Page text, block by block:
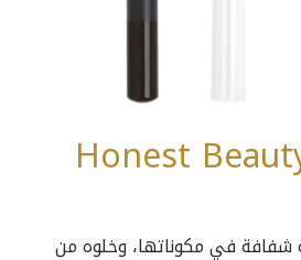
«Honest
شفافة في مكوناتها، وخلوه من